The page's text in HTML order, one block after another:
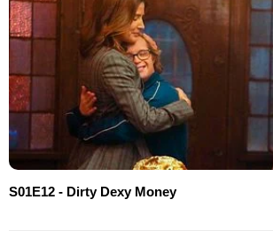
S01E12 - Dirty Dexy Money